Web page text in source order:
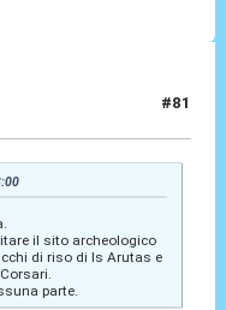
#81
il sito archeologico
di riso di Is Arutas e
parte.